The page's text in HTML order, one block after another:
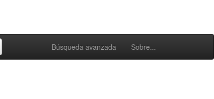
Búsqueda avanzada Sobre...